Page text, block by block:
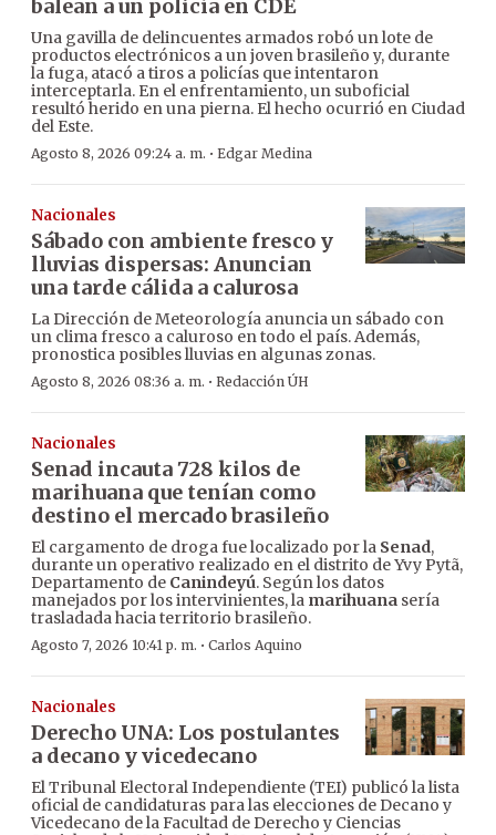
balean a un policía en CDE
Una gavilla de delincuentes armados robó un lote de
productos electrónicos a un joven brasileño y, durante
la fuga, atacó a tiros a policías que intentaron
interceptarla. En el enfrentamiento, un suboficial
resultó herido en una pierna. El hecho ocurrió en Ciudad
del Este.
Agosto 8, 2026 09:24 a. m. · Edgar Medina
Nacionales
Sábado con ambiente fresco y
lluvias dispersas: Anuncian
una tarde cálida a calurosa
La Dirección de Meteorología anuncia un sábado con
un clima fresco a caluroso en todo el país. Además,
pronostica posibles lluvias en algunas zonas.
Agosto 8, 2026 08:36 a. m. · Redacción ÚH
Nacionales
Senad incauta 728 kilos de
marihuana que tenían como
destino el mercado brasileño
El cargamento de droga fue localizado por la Senad,
durante un operativo realizado en el distrito de Yvy Pytã,
Departamento de Canindeyú. Según los datos
manejados por los intervinientes, la marihuana sería
trasladada hacia territorio brasileño.
Agosto 7, 2026 10:41 p. m. · Carlos Aquino
Nacionales
Derecho UNA: Los postulantes
a decano y vicedecano
El Tribunal Electoral Independiente (TEI) publicó la lista
oficial de candidaturas para las elecciones de Decano y
Vicedecano de la Facultad de Derecho y Ciencias